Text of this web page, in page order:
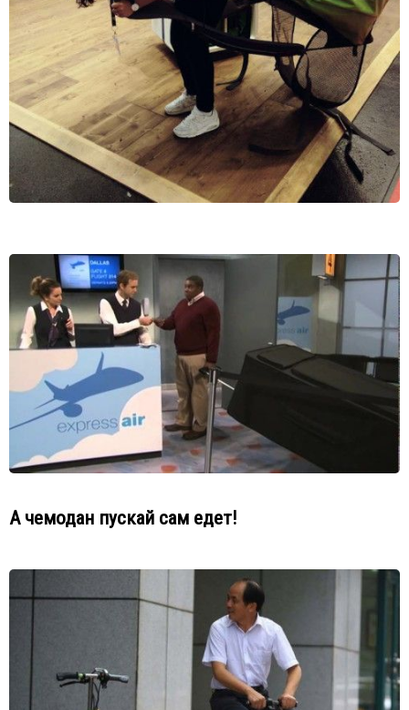
А чемодан пускай сам едет!